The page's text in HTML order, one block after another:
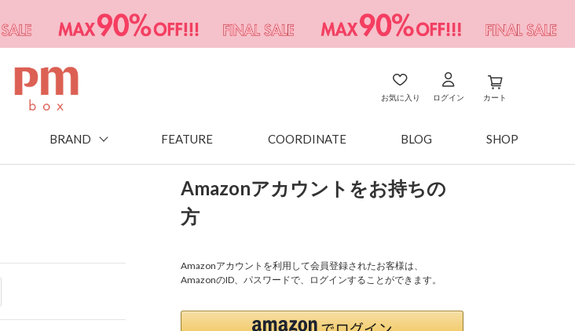
お気に入り ログイン カート
BRAND FEATURE COORDINATE BLOG SHOP
Amazonアカウントをお持ちの
方
Amazonアカウントを利用して会員登録されたお客様は、
AmazonのID、パスワードで、ログインすることができます。